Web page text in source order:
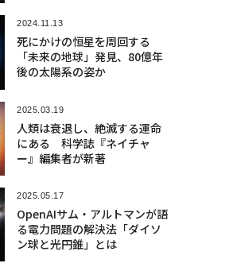
2024.11.13
死にかけの恒星を周回する
「未来の地球」発見、80億年
後の太陽系の姿か
2025.03.19
人類は衰退し、絶滅する運命
にある 科学誌『ネイチャ
ー』編集者が新著
2025.05.17
OpenAIサム・アルトマンが語
る電力問題の解決法「ダイソ
ン球と光円錐」とは